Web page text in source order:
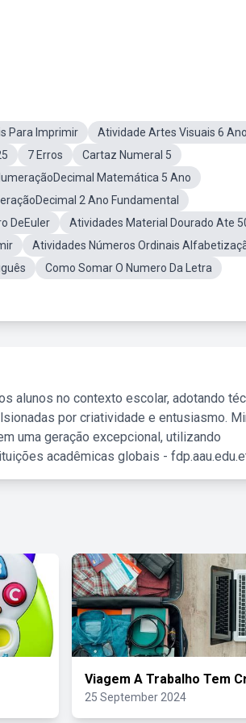
Para Imprimir
Atividade Artes Visuais 6 Ano
7 Erros
Cartaz Numeral 5
Matemática 5 Ano
2 Ano Fundamental
DeEuler
Atividades Material Dourado Ate
Atividades Números Ordinais
Como Somar O Numero Da Letra
alunos no contexto escolar, adotando
por criatividade e entusiasmo.
uma geração excepcional, utilizando
acadêmicas globais -
Viagem A Trabalho Tem
25 September 2024